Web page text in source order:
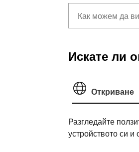
Искате ли
Откриване
Разгледайте
устройството си и